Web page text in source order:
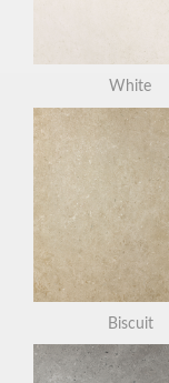
White
Biscuit